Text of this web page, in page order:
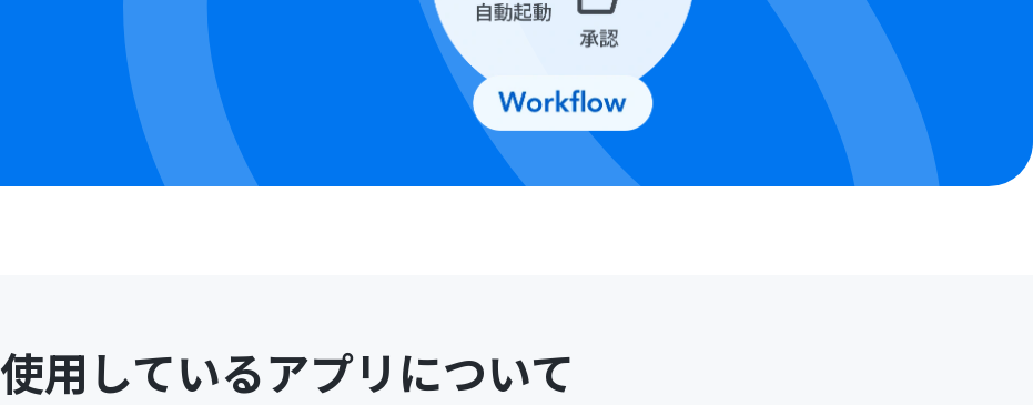
使用しているアプリについて